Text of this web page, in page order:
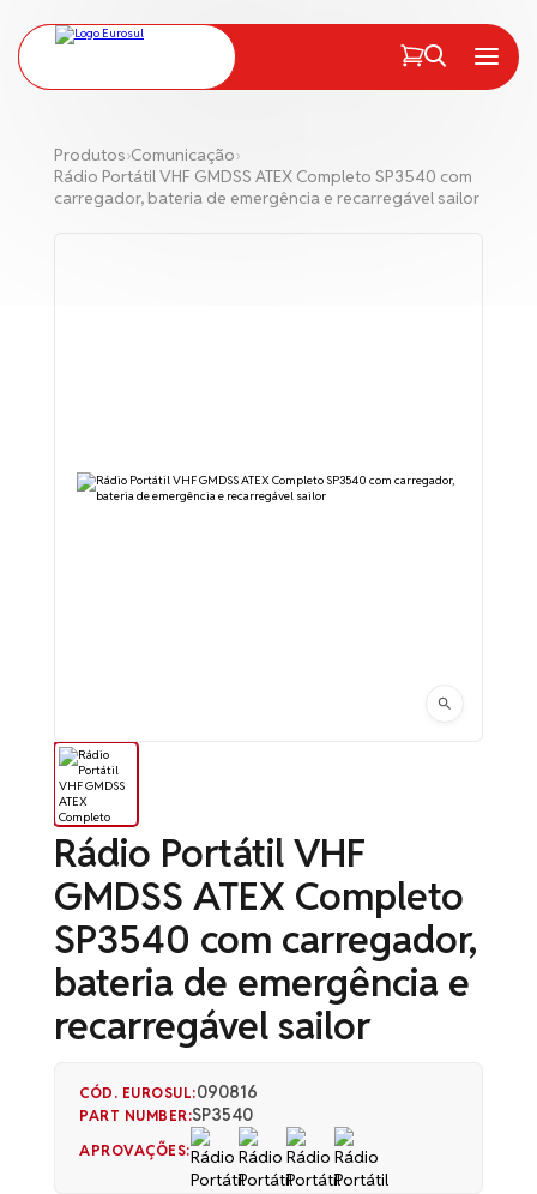
Menu
Produtos›Comunicação›
Rádio Portátil VHF GMDSS ATEX Completo SP3540 com
carregador, bateria de emergência e recarregável sailor
Rádio Portátil VHF
GMDSS ATEX Completo
SP3540 com carregador,
bateria de emergência e
recarregável sailor
CÓD. EUROSUL:090816
PART NUMBER:SP3540
APROVAÇÕES: